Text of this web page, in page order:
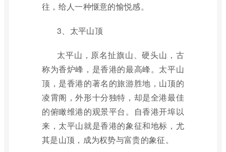
往，给人一种惬意的愉悦感。
3、太平山顶
太平山，原名扯旗山、硬头山，古
称为香炉峰，是香港的最高峰。太平山
顶，是香港的著名的旅游胜地，山顶的
凌霄阁，外形十分独特，却是全港最佳
的俯瞰维港的观景平台。自香港开埠以
来，太平山就是香港的象征和地标，尤
其是山顶，成为权势与富贵的象征。